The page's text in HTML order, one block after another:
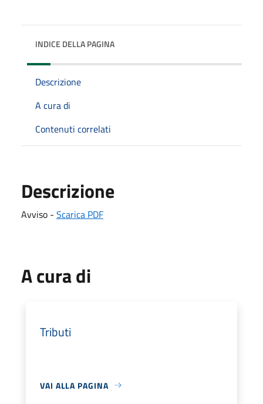
INDICE DELLA PAGINA
Descrizione
A cura di
Contenuti correlati
Descrizione
Avviso - Scarica PDF
A cura di
Tributi
VAI ALLA PAGINA